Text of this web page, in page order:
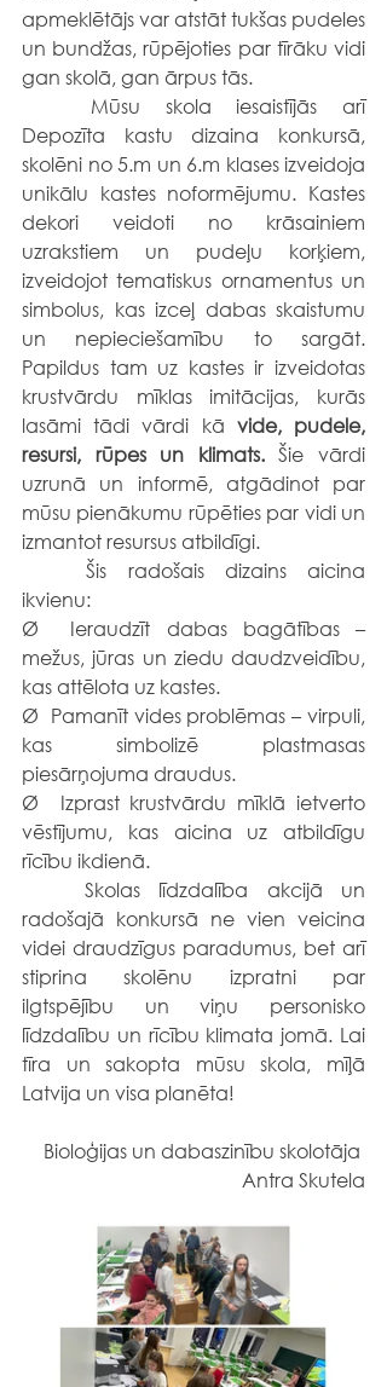
apmeklētājs var atstāt tukšas pudeles
un bundžas, rūpējoties par tīrāku vidi
gan skolā, gan ārpus tās.
Depozīta kastu dizaina konkursā,
skolēni no 5.m un 6.m klases izveidoja
unikālu kastes noformējumu. Kastes
dekori veidoti no krāsainiem
uzrakstiem un pudeļu korķiem,
izveidojot tematiskus ornamentus un
simbolus, kas izceļ dabas skaistumu
un nepieciešamību to sargāt.
Papildus tam uz kastes ir izveidotas
krustvārdu mīklas imitācijas, kurās
lasāmi tādi vārdi kā vide, pudele,
resursi, rūpes un klimats. Šie vārdi
uzrunā un informē, atgādinot par
mūsu pienākumu rūpēties par vidi un
izmantot resursus atbildīgi.
	Šis radošais dizains aicina
ikvienu:
Ø  Ieraudzīt dabas bagātības –
mežus, jūras un ziedu daudzveidību,
kas attēlota uz kastes.
Ø  Pamanīt vides problēmas – virpuli,
kas simbolizē plastmasas
piesārņojuma draudus.
Ø  Izprast krustvārdu mīklā ietverto
vēstījumu, kas aicina uz atbildīgu
rīcību ikdienā.
radošajā konkursā ne vien veicina
videi draudzīgus paradumus, bet arī
stiprina skolēnu izpratni par
ilgtspējību un viņu personisko
līdzdalību un rīcību klimata jomā. Lai
tīra un sakopta mūsu skola, mīļā
Latvija un visa planēta!
Bioloģijas un dabaszinību skolotāja
Antra Skutela